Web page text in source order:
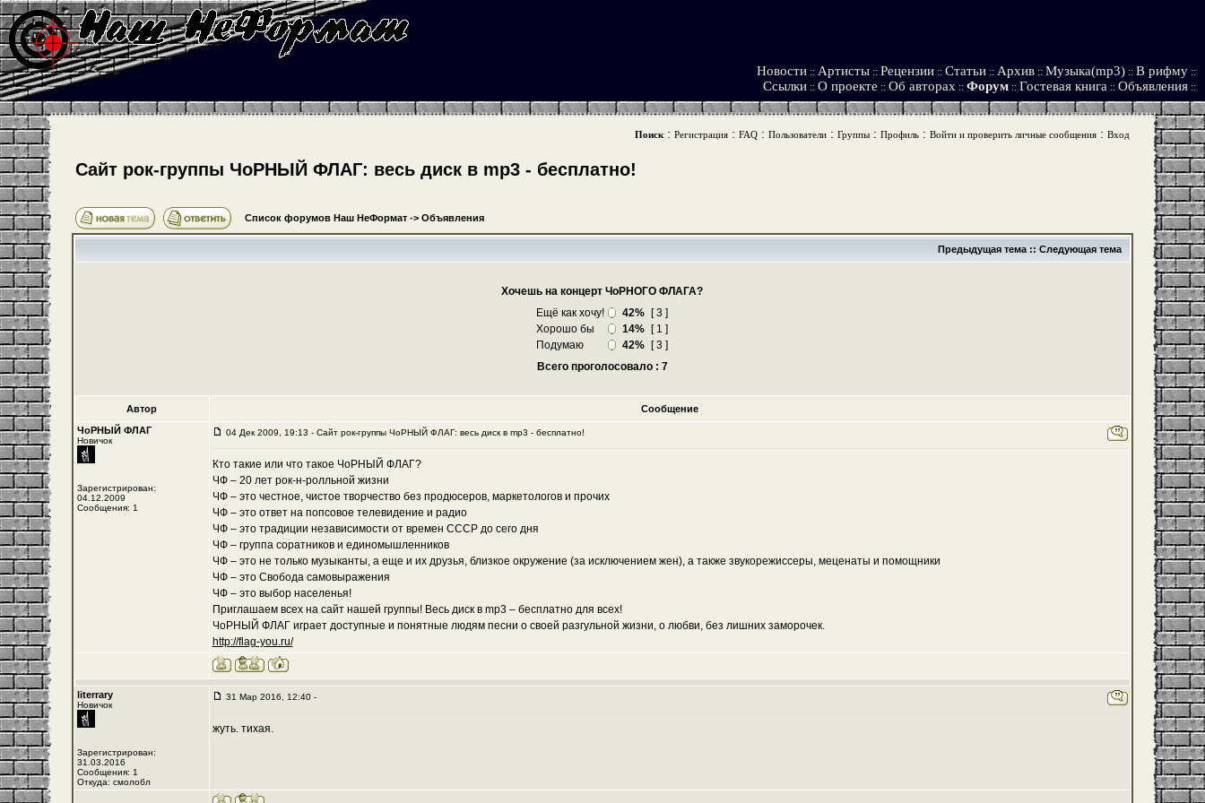
Новости :: Артисты :: Рецензии :: Статьи :: Архив :: Музыка(mp3) :: В рифму ::
Ссылки :: О проекте :: Об авторах :: Форум :: Гостевая книга :: Объявления ::
Поиск: Регистрация: FAQ: Пользователи: Группы: Профиль: Войти и проверить личные сообщения: Вход
Cайт рок-группы ЧоРНЫЙ ФЛАГ: весь диск в mp3 - бесплатно!
Список форумов Наш НеФормат-> Объявления
Предыдущая тема:: Следующая тема
Хочешь на концерт ЧоРНОГО ФЛАГА?
Ещё как хочу!
42%
[ 3 ]
Хорошо бы
14%
[ 1 ]
Подумаю
42%
[ 3 ]
Всего проголосовало : 7
Автор
Сообщение
ЧоРНЫЙ ФЛАГ
Новичок
Зарегистрирован:
04.12.2009
Сообщения: 1
04 Дек 2009, 19:13 - Cайт рок-группы ЧоРНЫЙ ФЛАГ: весь диск в mp3 - бесплатно!
Кто такие или что такое ЧоРНЫЙ ФЛАГ?
ЧФ – 20 лет рок-н-ролльной жизни
ЧФ – это честное, чистое творчество без продюсеров, маркетологов и прочих
ЧФ – это ответ на попсовое телевидение и радио
ЧФ – это традиции независимости от времен СССР до сего дня
ЧФ – группа соратников и единомышленников
ЧФ – это не только музыканты, а еще и их друзья, близкое окружение (за исключением жен), а также звукорежиссеры, меценаты и помощники
ЧФ – это Свобода самовыражения
ЧФ – это выбор населенья!
Приглашаем всех на сайт нашей группы! Весь диск в mp3 – бесплатно для всех!
ЧоРНЫЙ ФЛАГ играет доступные и понятные людям песни о своей разгульной жизни, о любви, без лишних заморочек.
http://flag-you.ru/
literrary
Новичок
Зарегистрирован:
31.03.2016
Сообщения: 1
Откуда: смолобл
31 Мар 2016, 12:40 -
жуть. тихая.